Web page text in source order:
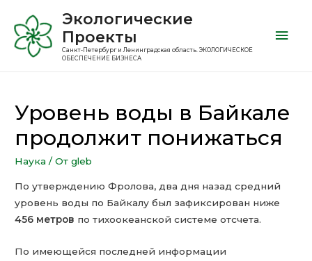
Экологические
Проекты
Санкт-Петербург и Ленинградская область. ЭКОЛОГИЧЕСКОЕ
ОБЕСПЕЧЕНИЕ БИЗНЕСА
Уровень воды в Байкале
продолжит понижаться
Наука / От gleb
По утверждению Фролова, два дня назад средний
уровень воды по Байкалу был зафиксирован ниже
456 метров по тихоокеанской системе отсчета.
По имеющейся последней информации